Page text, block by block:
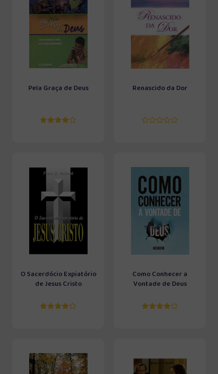
Pela Graça de Deus Renascido da Dor
O Sacerdócio Expiatório
de Jesus Cristo
Como Conhecer a
Vontade de Deus